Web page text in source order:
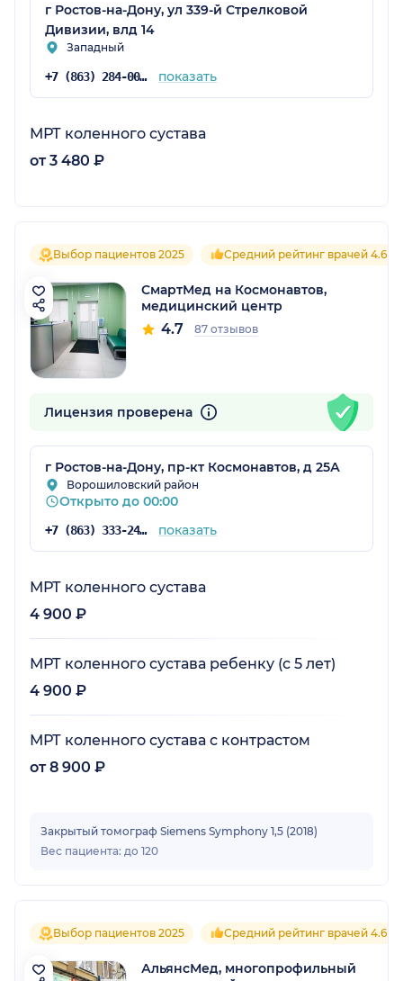
г Ростов-на-Дону, ул 339-й Стрелковой
Дивизии, влд 14
Западный
+7 (863) 284-00-85 показать
МРТ коленного сустава
от 3 480 ₽
Выбор пациентов 2025 Средний рейтинг врачей 4.6
СмартМед на Космонавтов,
медицинский центр
4.7 87 отзывов
Лицензия проверена
г Ростов-на-Дону, пр-кт Космонавтов, д 25А
Ворошиловский район
Открыто до 00:00
+7 (863) 333-24-01 показать
МРТ коленного сустава
4 900 ₽
МРТ коленного сустава ребенку (с 5 лет)
4 900 ₽
МРТ коленного сустава с контрастом
от 8 900 ₽
Закрытый томограф Siemens Symphony 1,5 (2018)
Вес пациента: до 120
Выбор пациентов 2025 Средний рейтинг врачей 4.6
АльянсМед, многопрофильный